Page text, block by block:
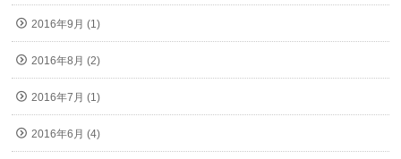
2016年9月 (1)
2016年8月 (2)
2016年7月 (1)
2016年6月 (4)